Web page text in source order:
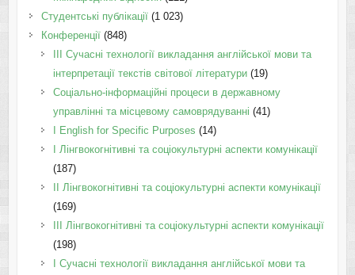
Студентські публікації(1 023)
Конференції(848)
III Сучасні технології викладання англійської мови та
інтерпретації текстів світової літератури(19)
Соціально-інформаційні процеси в державному
управлінні та місцевому самоврядуванні (41)
І English for Specific Purposes (14)
I Лінгвокогнітивні та соціокультурні аспекти комунікації
(187)
IІ Лінгвокогнітивні та соціокультурні аспекти комунікації
(169)
IІI Лінгвокогнітивні та соціокультурні аспекти комунікації
(198)
I Cучасні технології викладання англійської мови та